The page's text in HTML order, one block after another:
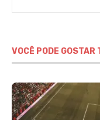
VOCÊ PODE GOSTAR